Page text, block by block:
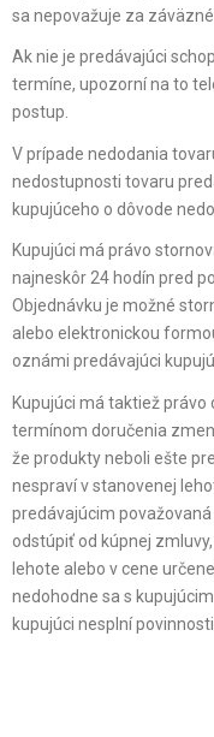
sa nepovažuje za
Ak nie je predávajúci
termíne, upozorní na to
postup.
V prípade nedodania
nedostupnosti tovaru
kupujúceho o dôvode
Kupujúci má právo
najneskôr 24 hodín pred
Objednávku je možné
alebo elektronickou
oznámi predávajúci
Kupujúci má taktiež právo
termínom doručenia
že produkty neboli ešte
nespraví v stanovenej
predávajúcim
odstúpiť od kúpnej
lehote alebo v cene
nedohodne sa s
kupujúci nesplní